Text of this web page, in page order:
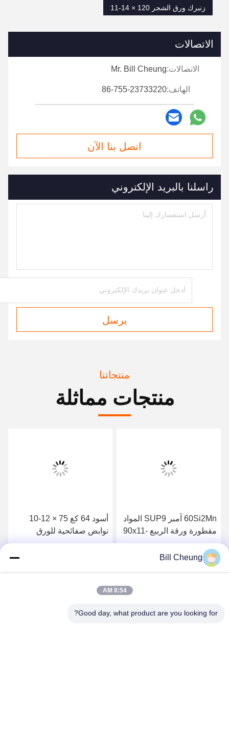
زنبرك ورق الشجر 120 × 14-11
الاتصالات
الاتصالات:Mr. Bill Cheung
الهاتف:86-755-23733220
اتصل بنا الآن
راسلنا بالبريد الإلكتروني
يرسل
منتجاتنا
منتجات مماثلة
60Si2Mn آمبر SUP9 المواد
مقطورة ورقة الربيع 90x11-
10 اختبار التعب جيه 180K
دورات نصف مقطورة
احصل على افضل سعر
أسود 64 كغ 75 × 12-10
نوابض صفائحية للورق
للمقطورات
Bill Cheung
8:54 AM
Good day, what product are you looking for?